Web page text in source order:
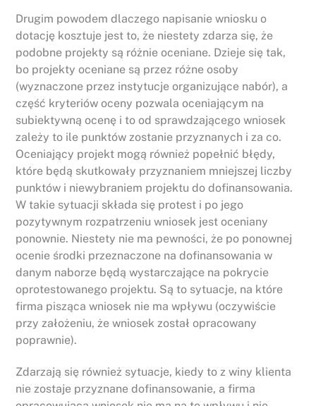
Drugim powodem dlaczego napisanie wniosku o
dotację kosztuje jest to, że niestety zdarza się, że
podobne projekty są różnie oceniane. Dzieje się tak,
bo projekty oceniane są przez różne osoby
(wyznaczone przez instytucje organizujące nabór), a
część kryteriów oceny pozwala oceniającym na
subiektywną ocenę i to od sprawdzającego wniosek
zależy to ile punktów zostanie przyznanych i za co.
Oceniający projekt mogą również popełnić błędy,
które będą skutkowały przyznaniem mniejszej liczby
punktów i niewybraniem projektu do dofinansowania.
W takie sytuacji składa się protest i po jego
pozytywnym rozpatrzeniu wniosek jest oceniany
ponownie. Niestety nie ma pewności, że po ponownej
ocenie środki przeznaczone na dofinansowania w
danym naborze będą wystarczające na pokrycie
oprotestowanego projektu. Są to sytuacje, na które
firma pisząca wniosek nie ma wpływu (oczywiście
przy założeniu, że wniosek został opracowany
poprawnie).
Zdarzają się również sytuacje, kiedy to z winy klienta
nie zostaje przyznane dofinansowanie, a firma